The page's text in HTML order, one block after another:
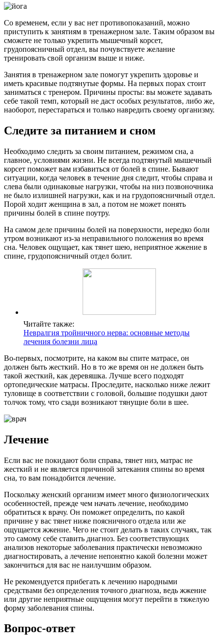
Со временем, если у вас нет противопоказаний, можно
приступить к занятиям в тренажерном зале. Таким образом вы
сможете не только укрепить мышечный корсет,
грудопоясничный отдел, вы почувствуете желание
тренировать свой организм выше и ниже.
Занятия в тренажерном зале помогут укрепить здоровье и
иметь красивые подтянутые формы. На первых порах стоит
заниматься с тренером. Причины просты: вы можете задавать
себе такой темп, который не даст особых результатов, либо же,
наоборот, перестараться и только навредить своему организму.
Следите за питанием и сном
Необходимо следить за своим питанием, режимом сна, а
главное, условиями жизни. Не всегда подтянутый мышечный
корсет поможет вам избавиться от болей в спине. Бывают
ситуации, когда человек в течение дня следит, чтобы справа и
слева были одинаковые нагрузки, чтобы на низ позвоночника
не было излишней нагрузки, как и на грудопоясничный отдел.
Порой ходит женщина в зал, а потом не может понять
причины болей в спине поутру.
На самом деле причины болей на поверхности, нередко боли
утром возникают из-за неправильного положения во время
сна. Человек ощущает, как тянет шею, неприятное жжение в
спине, грудопоясничный отдел болит.
Читайте также:
Невралгия тройничного нерва: основные методы
лечения болезни лица
Во-первых, посмотрите, на каком вы спите матрасе, он
должен быть жесткий. Но в то же время он не должен быть
такой жесткий, как деревяшка. Лучше всего подходят
ортопедические матрасы. Проследите, насколько ниже лежит
туловище в соответствии с головой, большие подушки дают
толчок тому, что сзади возникают тянущие боли в шее.
Лечение
Если вас не покидают боли справа, тянет низ, матрас не
жесткий и не является причиной затекания спины во время
сна, то вам понадобится лечение.
Поскольку женский организм имеет много физиологических
особенностей, прежде чем начать лечение, необходимо
обратиться к врачу. Он поможет определить, по какой
причине у вас тянет ниже поясничного отдела или же
ощущается жжение. Чего не стоит делать в таких случаях, так
это самому себе ставить диагноз. Без соответствующих
анализов некоторые заболевания практически невозможно
диагностировать, а лечение непонятно какой болезни может
закончиться для вас не наилучшим образом.
Не рекомендуется прибегать к лечению народными
средствами без определения точного диагноза, ведь жжение
или другие неприятные ощущения могут перейти в тяжелую
форму заболевания спины.
Вопрос-ответ